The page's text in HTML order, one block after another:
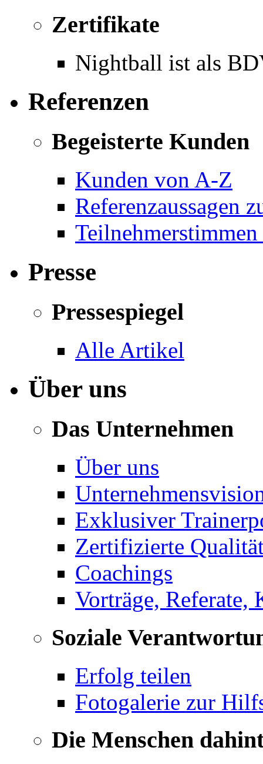
Zertifikate
Nightball ist als
Referenzen
Begeisterte Kunden
Kunden von A-Z
Referenzaussagen
Presse
Pressespiegel
Alle Artikel
Über uns
Das Unternehmen
Über uns
Exklusiver
Zertifizierte
Coachings
Vorträge, Referate,
Soziale
Erfolg teilen
Fotogalerie zur
Die Menschen